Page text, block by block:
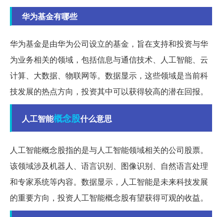
华为基金有哪些
华为基金是由华为公司设立的基金，旨在支持和投资与华
为业务相关的领域，包括信息与通信技术、人工智能、云
计算、大数据、物联网等。数据显示，这些领域是当前科
技发展的热点方向，投资其中可以获得较高的潜在回报。
人工智能概念股什么意思
人工智能概念股指的是与人工智能领域相关的公司股票。
该领域涉及机器人、语言识别、图像识别、自然语言处理
和专家系统等内容。数据显示，人工智能是未来科技发展
的重要方向，投资人工智能概念股有望获得可观的收益。